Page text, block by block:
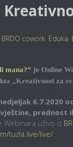
BRDO cowork, Eduka,
mana?“ je Online
„Kreativnost za
6.7.2020
prednost
Webinara uživo iz
tuzla.live/live/.